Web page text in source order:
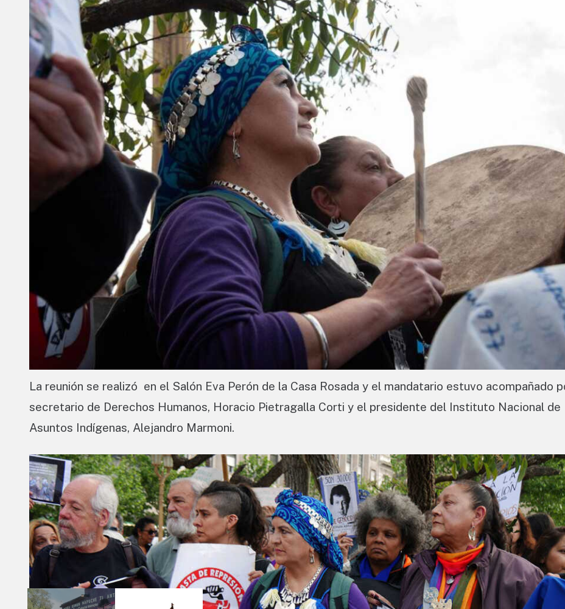
La reunión se realizó en el Salón Eva Perón de la Casa Rosada y el mandatario estuvo acompañado
secretario de Derechos Humanos, Horacio Pietragalla Corti y el presidente del Instituto Nacional de
Asuntos Indígenas, Alejandro Marmoni.